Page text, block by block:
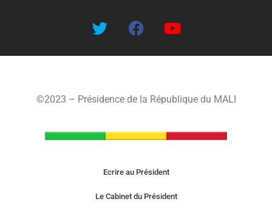
©2023 – Présidence de la République du MALI
Ecrire au Président
Le Cabinet du Président